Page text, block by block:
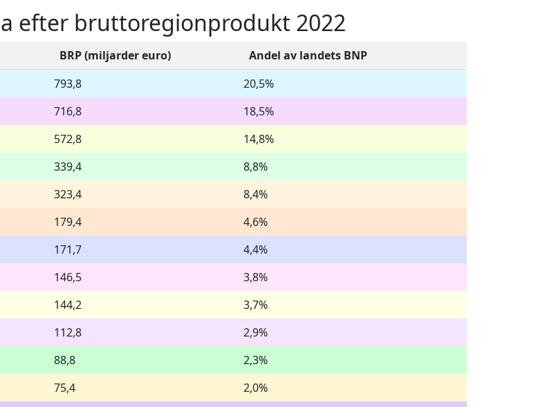
efter bruttoregionprodukt 2022
BRP (miljarder euro)
Andel av landets BNP
793,8
20,5%
716,8
18,5%
572,8
14,8%
339,4
8,8%
323,4
8,4%
179,4
4,6%
171,7
4,4%
146,5
3,8%
144,2
3,7%
112,8
2,9%
88,8
2,3%
75,4
2,0%